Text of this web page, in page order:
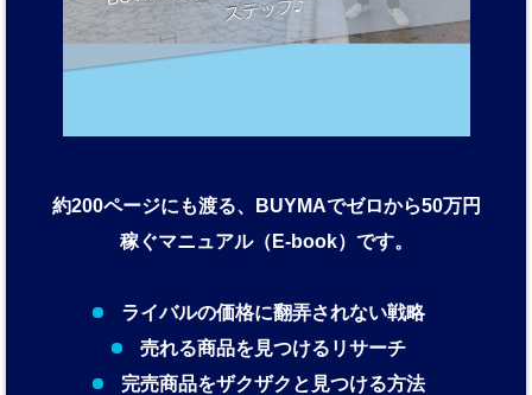
約200ページにも渡る、BUYMAでゼロから50万円
稼ぐマニュアル（E-book）です。
ライバルの価格に翻弄されない戦略
売れる商品を見つけるリサーチ
完売商品をザクザクと見つける方法